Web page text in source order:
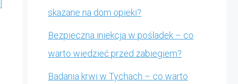
skazane na dom opieki?
Bezpieczna iniekcja w pośladek – co
warto wiedzieć przed zabiegiem?
Badania krwi w Tychach – co warto